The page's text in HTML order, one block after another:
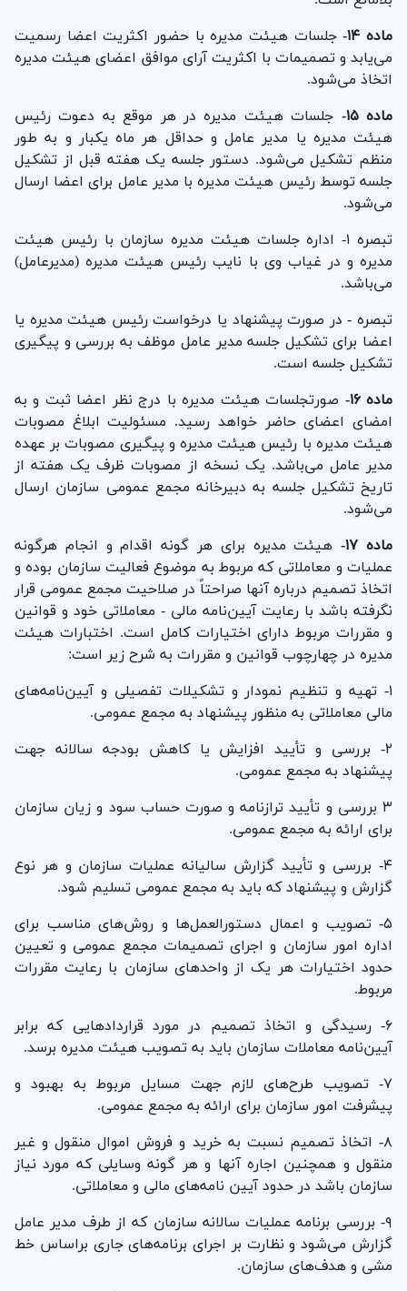
ماده ۱۴-
جلسات هیئت مدیره با حضور اکثریت اعضا رسمیت
می‌یابد و تصمیمات با اکثریت آرای موافق اعضای هیئت مدیره
اتخاذ می‌شود.
ماده ۱۵-
جلسات هیئت مدیره در هر موقع به دعوت رئیس
هیئت مدیره یا مدیر عامل و حداقل هر ماه یکبار و به طور
منظم تشکیل می‌شود. دستور جلسه یک هفته قبل از تشکیل
جلسه توسط رئیس هیئت مدیره با مدیر عامل برای اعضا ارسال
می‌شود.
تبصره ۱- اداره جلسات هیئت مدیره سازمان با رئیس هیئت
مدیره و در غیاب وی با نایب رئیس هیئت مدیره (مدیرعامل)
می‌باشد.
تبصره - در صورت پیشنهاد یا درخواست رئیس هیئت مدیره یا
اعضا برای تشکیل جلسه مدیر عامل موظف به بررسی و پیگیری
تشکیل جلسه است.
ماده ۱۶-
صورتجلسات هیئت مدیره با درج نظر اعضا ثبت و به
امضای اعضای حاضر خواهد رسید. مسئولیت ابلاغ مصوبات
هیئت مدیره با رئیس هیئت مدیره و پیگیری مصوبات بر عهده
مدیر عامل می‌باشد. یک نسخه از مصوبات ظرف یک هفته از
تاریخ تشکیل جلسه به دبیرخانه مجمع عمومی سازمان ارسال
می‌شود.
ماده ۱۷-
هیئت مدیره برای هر گونه اقدام و انجام هرگونه
عملیات و معاملاتی که مربوط به موضوع فعالیت سازمان بوده و
اتخاذ تصمیم درباره آنها صراحتاً در صلاحیت مجمع عمومی قرار
نگرفته باشد با رعایت آیین‌نامه مالی - معاملاتی خود و قوانین
و مقررات مربوط دارای اختیارات کامل است. اختبارات هیئت
مدیره در چهارچوب قوانین و مقررات به شرح زیر است:
۱- تهیه و تنظیم نمودار و تشکیلات تفصیلی و آیین‌نامه‌های
مالی معاملاتی به منظور پیشنهاد به مجمع عمومی.
۲- بررسی و تأیید افزایش یا کاهش بودجه سالانه جهت
پیشنهاد به مجمع عمومی.
۳ بررسی و تأیید ترازنامه و صورت حساب سود و زیان سازمان
برای ارائه به مجمع عمومی.
۴- بررسی و تأیید گزارش سالیانه عملیات سازمان و هر نوع
گزارش و پیشنهاد که باید به مجمع عمومی تسلیم شود.
۵- تصویب و اعمال دستورالعمل‌ها و روش‌های مناسب برای
اداره امور سازمان و اجرای تصمیمات مجمع عمومی و تعیین
حدود اختیارات هر یک از واحد‌های سازمان با رعایت مقررات
مربوط.
۶- رسیدگی و اتخاذ تصمیم در مورد قرارداد‌هایی که برابر
آیین‌نامه معاملات سازمان باید به تصویب هیئت مدیره برسد.
۷- تصویب طرح‌های لازم جهت مسایل مربوط به بهبود و
پیشرفت امور سازمان برای ارائه به مجمع عمومی.
۸- اتخاذ تصمیم نسبت به خرید و فروش اموال منقول و غیر
منقول و همچنین اجاره آنها و هر گونه وسایلی که مورد نیاز
سازمان باشد در حدود آیین نامه‌های مالی و معاملاتی.
۹- بررسی برنامه عملیات سالانه سازمان که از طرف مدیر عامل
گزارش می‌شود و نظارت بر اجرای برنامه‌های جاری براساس خط
مشی و هدف‌های سازمان.